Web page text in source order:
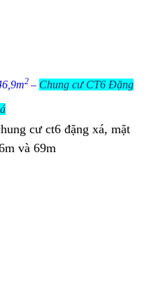
2 – Chung cư CT6 Đặng